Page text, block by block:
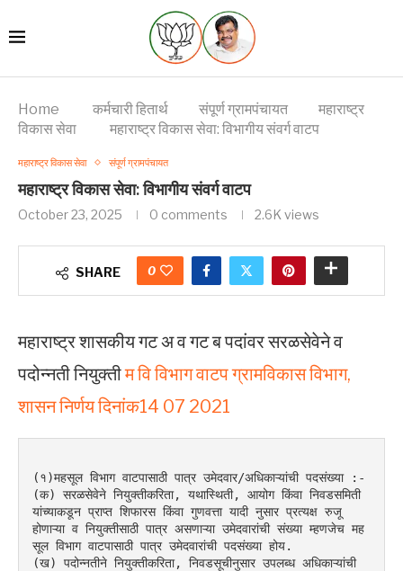
Home कर्मचारी हितार्थ संपूर्ण ग्रामपंचायत
महाराष्ट्र
विकास सेवा
महाराष्ट्र विकास सेवा: विभागीय संवर्ग वाटप
महाराष्ट्र विकास सेवा संपूर्ण ग्रामपंचायत
महाराष्ट्र विकास सेवा: विभागीय संवर्ग वाटप
October 23, 2025 0 comments 2.6K views
SHARE 0
महाराष्ट्र शासकीय गट अ व गट ब पदांवर सरळसेवेने व
पदोन्नती नियुक्तीम वि विभाग वाटप ग्रामविकास विभाग,
शासन निर्णय दिनांक14 07 2021
(१)महसूल विभाग वाटपासाठी पात्र उमेदवार/अधिकाऱ्यांची पदसंख्या :-
(क) सरळसेवेने नियुक्तीकरिता, यथास्थिती, आयोग किंवा निवडसमिती
यांच्याकडून प्राप्त शिफारस किंवा गुणवत्ता यादी नुसार प्रत्यक्ष रुजू
होणाऱ्या व नियुक्तीसाठी पात्र असणाऱ्या उमेदवारांची संख्या म्हणजेच मह
सूल विभाग वाटपासाठी पात्र उमेदवारांची पदसंख्या होय.
(ख) पदोन्नतीने नियुक्तीकरिता, निवडसूचीनुसार उपलब्ध अधिकाऱ्यांची